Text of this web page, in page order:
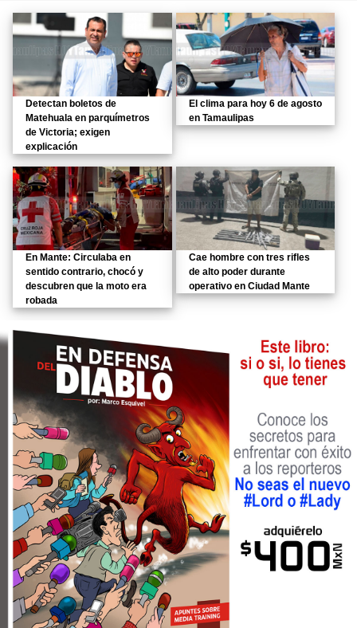
Detectan boletos de
Matehuala en parquímetros
de Victoria; exigen
explicación
El clima para hoy 6 de agosto
en Tamaulipas
En Mante: Circulaba en
sentido contrario, chocó y
descubren que la moto era
robada
Cae hombre con tres rifles
de alto poder durante
operativo en Ciudad Mante